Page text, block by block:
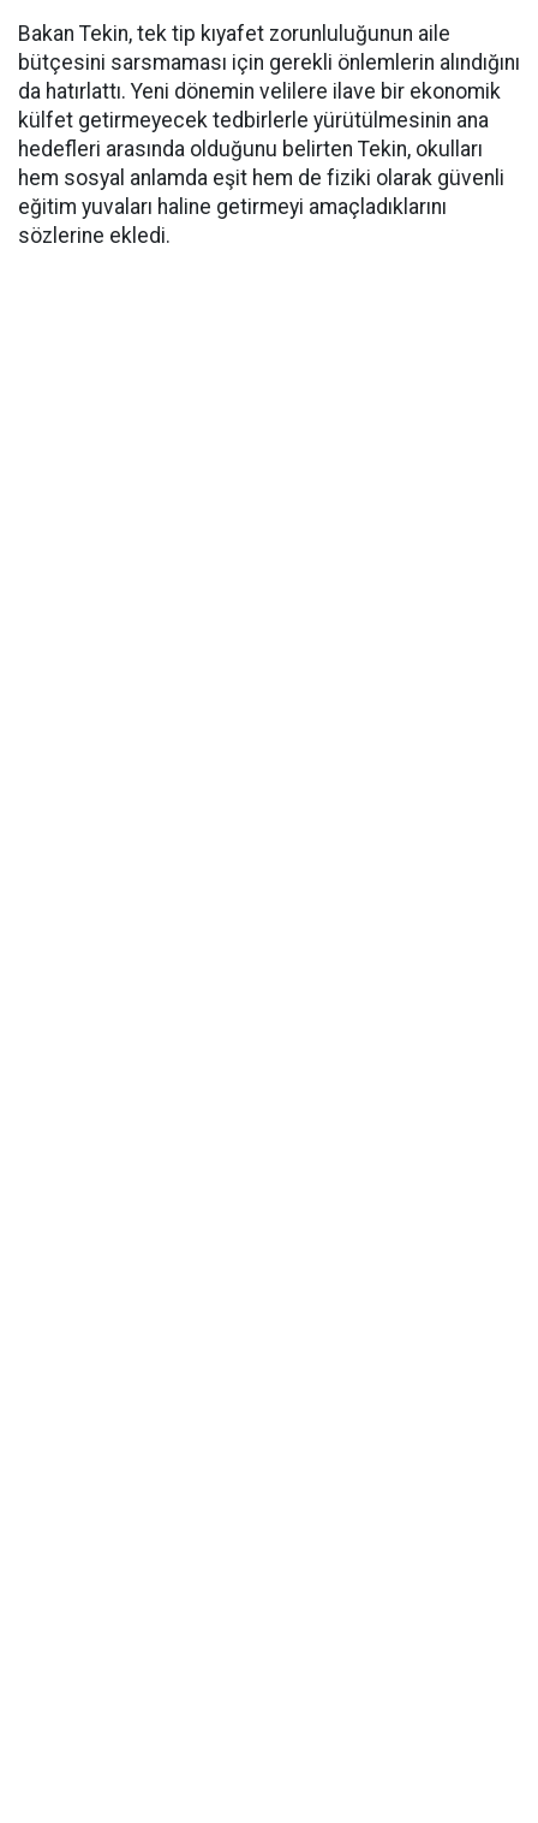
Bakan Tekin, tek tip kıyafet zorunluluğunun aile
bütçesini sarsmaması için gerekli önlemlerin alındığını
da hatırlattı. Yeni dönemin velilere ilave bir ekonomik
külfet getirmeyecek tedbirlerle yürütülmesinin ana
hedefleri arasında olduğunu belirten Tekin, okulları
hem sosyal anlamda eşit hem de fiziki olarak güvenli
eğitim yuvaları haline getirmeyi amaçladıklarını
sözlerine ekledi.